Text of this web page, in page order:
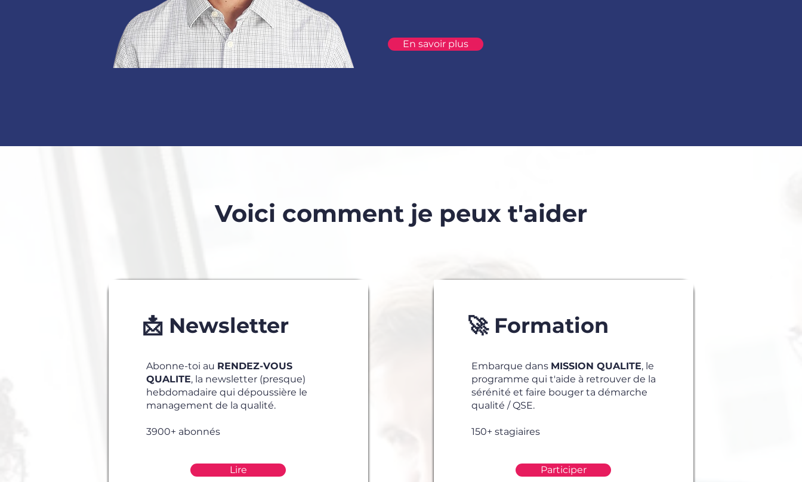
En savoir plus
Voici comment je peux t'aider
📩 Newsletter
Abonne-toi au RENDEZ-VOUS
QUALITE, la newsletter (presque)
hebdomadaire qui dépoussière le
management de la qualité.
3900+ abonnés
Lire
🚀 Formation
Embarque dans MISSION QUALITE, le
programme qui t'aide à retrouver de la
sérénité et faire bouger ta démarche
qualité / QSE.
150+ stagiaires
Participer